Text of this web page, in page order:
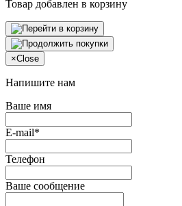
Товар добавлен в корзину
×Close
Напишите нам
Ваше имя
E-mail*
Телефон
Ваше сообщение